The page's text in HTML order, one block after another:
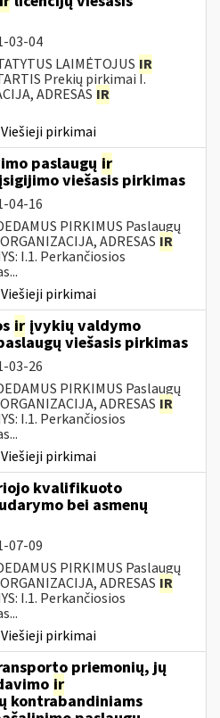
03-04
LAIMĖTOJUS IR
Prekių pirkimai I.
ADRESAS IR
Viešieji pirkimai
paslaugų ir
viešasis pirkimas
04-16
PIRKIMUS Paslaugų
ADRESAS IR
I.1. Perkančiosios
Viešieji pirkimai
ir įvykių valdymo
viešasis pirkimas
03-26
PIRKIMUS Paslaugų
ADRESAS IR
I.1. Perkančiosios
Viešieji pirkimai
kvalifikuoto
bei asmenų
07-09
PIRKIMUS Paslaugų
ADRESAS IR
I.1. Perkančiosios
Viešieji pirkimai
priemonių, jų
ir
kontrabandiniams